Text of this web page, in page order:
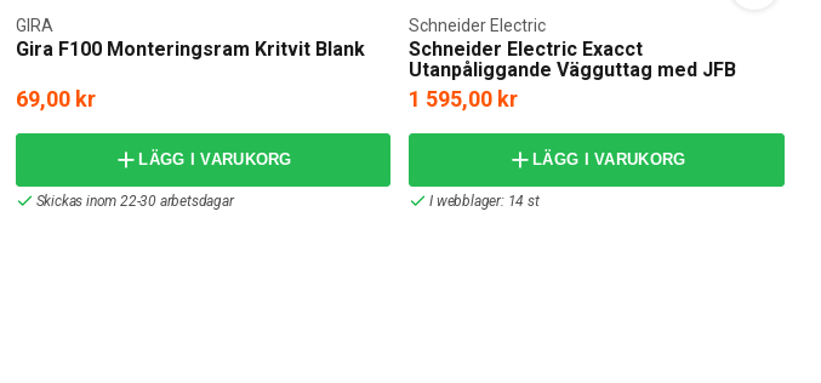
Gira F100 Monteringsram Kritvit Blank
GIRA
69,00 kr
LÄGG I VARUKORG
Skickas inom 22-30 arbetsdagar
Schneider Electric Exacct
Utanpåliggande Vägguttag med JFB
Schneider Electric
1 595,00 kr
LÄGG I VARUKORG
I webblager: 14 st